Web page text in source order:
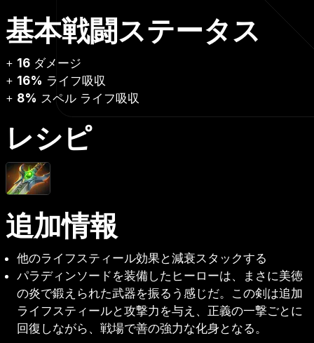
基本戦闘ステータス
+ 16 ダメージ
+ 16% ライフ吸収
+ 8% スペル ライフ吸収
レシピ
追加情報
他のライフスティール効果と減衰スタックする
パラディンソードを装備したヒーローは、まさに美徳
の炎で鍛えられた武器を振るう感じだ。この剣は追加
ライフスティールと攻撃力を与え、正義の一撃ごとに
回復しながら、戦場で善の強力な化身となる。